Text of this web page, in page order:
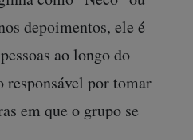
depoimentos, ele é
ao longo do
responsável por tomar
em que o grupo se